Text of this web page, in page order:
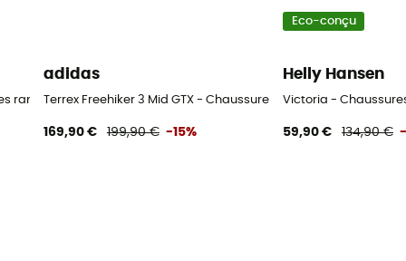
randonnée femme
adidas
Terrex Freehiker 3 Mid GTX - Chaussures randonnée femme
169,90 € 199,90 € -15%
Eco-conçu
Helly Hansen
Victoria -
59,90 € 134,90 €